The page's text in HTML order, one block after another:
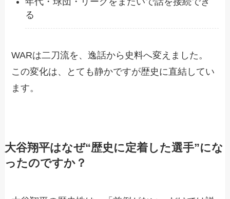
る
WARは二刀流を、逸話から史料へ変えました。
この変化は、とても静かですが歴史に直結してい
ます。
大谷翔平はなぜ“歴史に定着した選手”にな
ったのですか？